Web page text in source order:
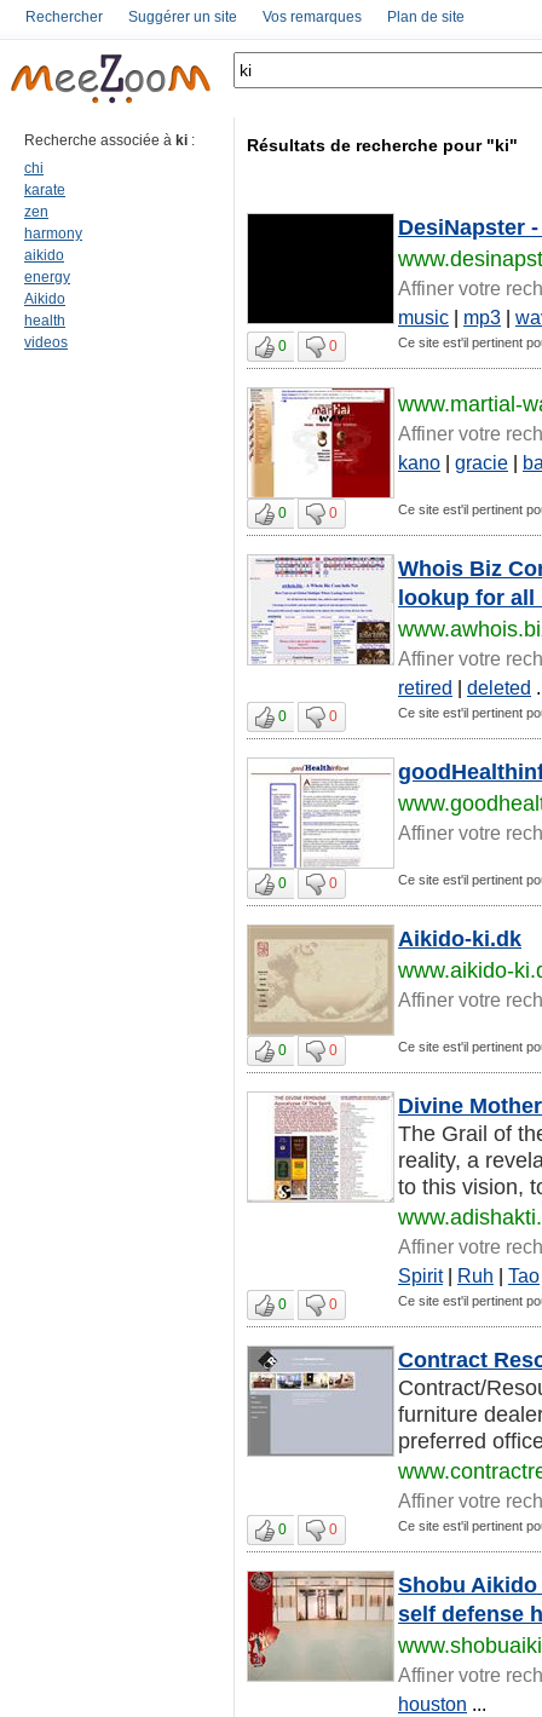
Rechercher Suggérer un site Vos remarques Plan de site
Recherche associée à ki :
chi
karate
zen
harmony
aikido
energy
Aikido
health
videos
Résultats de recherche pour "ki"
DesiNapster
Affiner votre
music | mp3 |
0 0 Ce site est'il pertinent
www.martial-
Affiner votre
kano | gracie |
0 0 Ce site est'il pertinent
Whois Biz
lookup for all
Affiner votre
retired | deleted
0 0 Ce site est'il pertinent
Affiner votre
0 0 Ce site est'il pertinent
Aikido-ki.dk
www.aikido-
Affiner votre
0 0 Ce site est'il pertinent
Divine
The Grail of
reality, a
to this vision,
Affiner votre
Spirit| Ruh | Tao
0 0 Ce site est'il pertinent
Contract
Contract/
furniture
preferred
Affiner votre
0 0 Ce site est'il pertinent
Shobu
self defense
Affiner votre
houston ...